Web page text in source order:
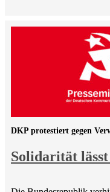
Solidarität
DKP protestiert gegen